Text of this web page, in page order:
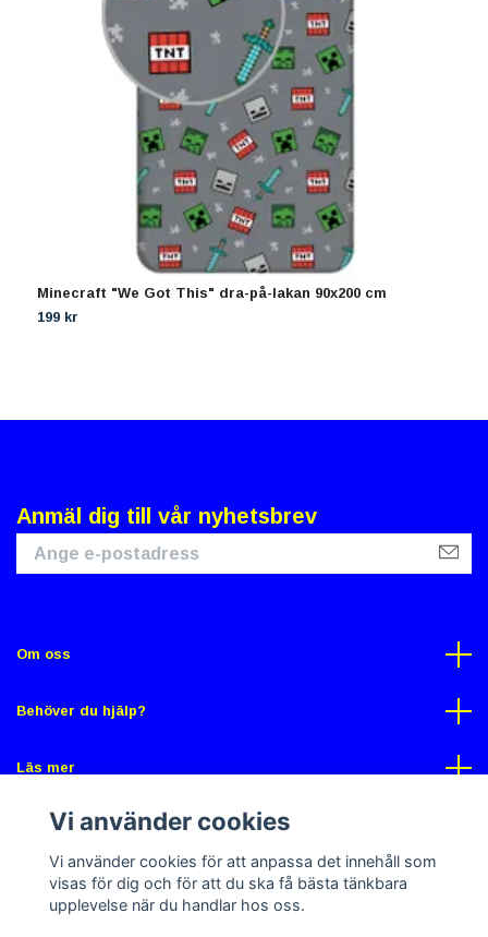
Minecraft "We Got This" dra-på-lakan 90x200 cm
199 kr
Anmäl dig till vår nyhetsbrev
Om oss
Behöver du hjälp?
Läs mer
Sociala medier
Vi använder cookies
Vi använder cookies för att anpassa det innehåll som
visas för dig och för att du ska få bästa tänkbara
upplevelse när du handlar hos oss.